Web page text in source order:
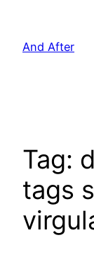
And After
Tag:
tags